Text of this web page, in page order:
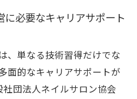
必要なキャリアサポート
、単なる技術習得だけでな
面的なキャリアサポートが
社団法人ネイルサロン協会